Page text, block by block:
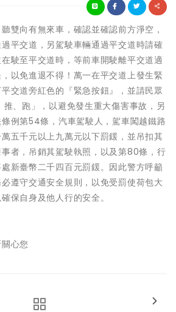
雙向有無來車，確認並確認前方淨空，
平交道，另駕駛車輛通過平交道時請確
駛至平交道時，等前車開駛離平交道適
以免進退不得！萬一在平交道上發生緊
交道旁紅色的『緊急按鈕』，並請民眾
、跑」，以避免發生重大傷害事故，另
例第54條，汽車駕駛人，駕車闖越鐵路
五千元以上九萬元以下罰鍰，並吊扣其
者，吊銷其駕駛執照，以及第80條，行
新臺幣二千四百元罰鍰。因此警方呼籲
遵守交通安全規則，以免受罰使荷包大
保自身及他人行的安全。
心您